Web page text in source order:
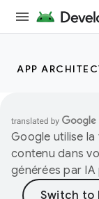
APP
Google utilise
contenu dans
générées par